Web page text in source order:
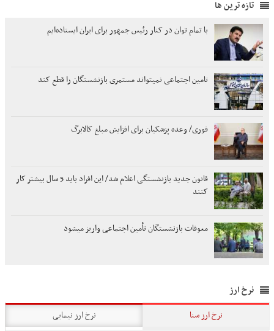
تازه ترین ها
با تمام توان در کنار رئیس جمهور برای ایران ایستاده‌ایم
تامین اجتماعی نمیتواند مستمری بازنشستگان را قطع کند
فوری/ وعده پزشکیان برای افزایش مبلغ کالابرگ
قانون جدید بازنشستگی اعلام شد/ این افراد باید 5 سال بیشتر کار
کنند
معوقات بازنشستگان تأمین اجتماعی واریز میشود
نرخ ارز
نرخ ارز سنا
نرخ ارز نیمایی